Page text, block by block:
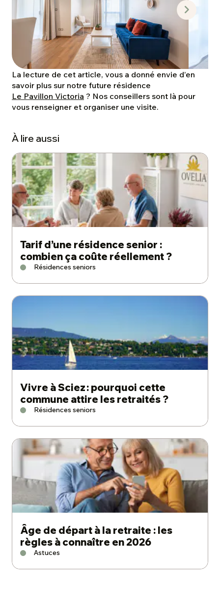
La lecture de cet article, vous a donné envie d’en
savoir plus sur notre future résidence
Le Pavillon Victoria ? Nos conseillers sont là pour
vous renseigner et organiser une visite.
À lire aussi
Tarif d’une résidence senior :
combien ça coûte réellement ?
Résidences seniors
Vivre à Sciez : pourquoi cette
commune attire les retraités ?
Résidences seniors
Âge de départ à la retraite : les
règles à connaître en 2026
Astuces